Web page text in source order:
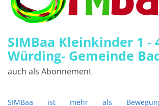
SIMBaa Kleinkinder 1 -
Würding- Gemeinde
auch als Abonnement
SIMBaa ist mehr als